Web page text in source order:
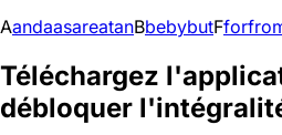
AandaasareatanBbebybutFfor
Téléchargez
débloquer